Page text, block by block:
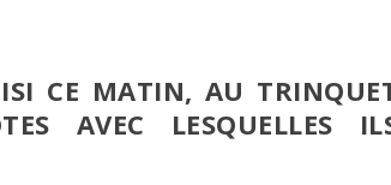
CE MATIN, AU
AVEC LESQUELLES